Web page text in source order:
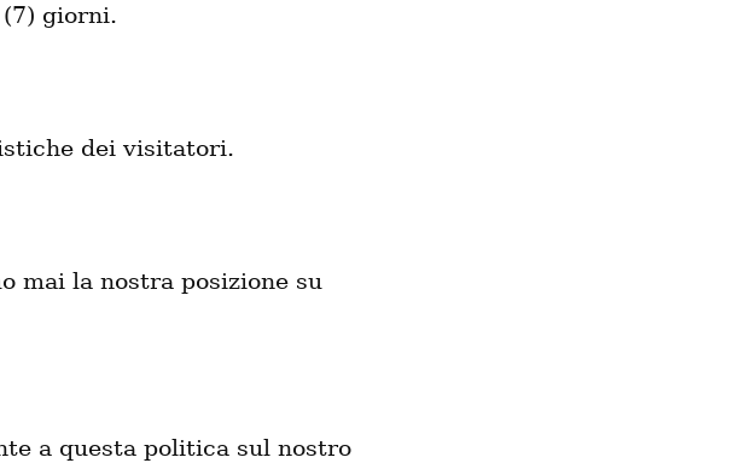
giorni.
dei visitatori.
mai la nostra posizione su
a questa politica sul nostro